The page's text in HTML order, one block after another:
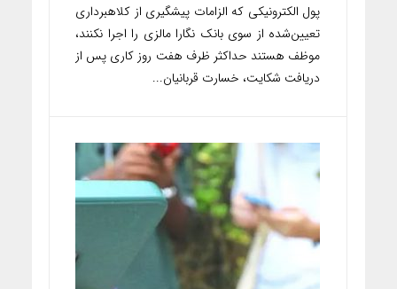
پول الکترونیکی که الزامات پیشگیری از کلاهبرداری
تعیین‌شده از سوی بانک نگارا مالزی را اجرا نکنند،
موظف هستند حداکثر ظرف هفت روز کاری پس از
دریافت شکایت، خسارت قربانیان...